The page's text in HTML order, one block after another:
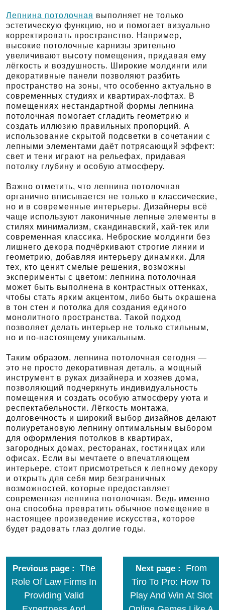
Лепнина потолочная выполняет не только
эстетическую функцию, но и помогает визуально
корректировать пространство. Например,
высокие потолочные карнизы зрительно
увеличивают высоту помещения, придавая ему
лёгкость и воздушность. Широкие молдинги или
декоративные панели позволяют разбить
пространство на зоны, что особенно актуально в
современных студиях и квартирах-лофтах. В
помещениях нестандартной формы лепнина
потолочная помогает сгладить геометрию и
создать иллюзию правильных пропорций. А
использование скрытой подсветки в сочетании с
лепными элементами даёт потрясающий эффект:
свет и тени играют на рельефах, придавая
потолку глубину и особую атмосферу.
Важно отметить, что лепнина потолочная
органично вписывается не только в классические,
но и в современные интерьеры. Дизайнеры всё
чаще используют лаконичные лепные элементы в
стилях минимализм, скандинавский, хай-тек или
современная классика. Неброские молдинги без
лишнего декора подчёркивают строгие линии и
геометрию, добавляя интерьеру динамики. Для
тех, кто ценит смелые решения, возможны
эксперименты с цветом: лепнина потолочная
может быть выполнена в контрастных оттенках,
чтобы стать ярким акцентом, либо быть окрашена
в тон стен и потолка для создания единого
монолитного пространства. Такой подход
позволяет делать интерьер не только стильным,
но и по-настоящему уникальным.
Таким образом, лепнина потолочная сегодня —
это не просто декоративная деталь, а мощный
инструмент в руках дизайнера и хозяев дома,
позволяющий подчеркнуть индивидуальность
помещения и создать особую атмосферу уюта и
респектабельности. Лёгкость монтажа,
долговечность и широкий выбор дизайнов делают
полиуретановую лепнину оптимальным выбором
для оформления потолков в квартирах,
загородных домах, ресторанах, гостиницах или
офисах. Если вы мечтаете о впечатляющем
интерьере, стоит присмотреться к лепному декору
и открыть для себя мир безграничных
возможностей, которые предоставляет
современная лепнина потолочная. Ведь именно
она способна превратить обычное помещение в
настоящее произведение искусства, которое
будет радовать глаз долгие годы.
Previous page
The
Role Of Law Firms In
Providing Valid
Next page
From
Tiro To Pro: How To
Play And Win At Slot